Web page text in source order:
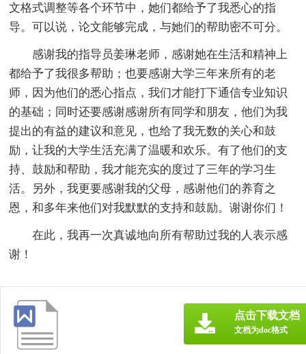
文格式调整等各个环节中，她们都给予了我悉心的指
导。可以说，论文能够完成，与她们的帮助密不可分。
感谢我的指导员姜琳老师，感谢她在生活和精神上
都给予了我很多帮助；也要感谢大学三年来所有的老
师，因为他们的悉心指点，我们才能打下通信专业知识
的基础；同时还要感谢感谢所有同学和朋友，他们为我
提出的有益的建议和意见，也给了我无数的关心和鼓
励，让我的大学生活充满了温暖和欢乐。有了他们的支
持、鼓励和帮助，我才能充实的度过了三年的学习生
活。另外，我更要感谢我的父母，感谢他们的养育之
恩，和多年来他们对我默默的支持和鼓励。谢谢你们！
在此，我再一次真诚地向所有帮助过我的人表示感
谢！
点击下载文档
文档为doc格式